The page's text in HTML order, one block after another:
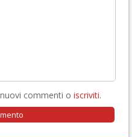
commenti o iscriviti.